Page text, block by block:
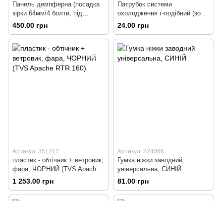
Панель демпферна (посадка
зірки 64мм/4 болти, під
роздільні резинки), тип 2
450.00 грн
Патрубок системи
охолодження г-подібний (зовн.
13мм, внутр. 8 мм) 360мм
24.00 грн
Артикул: 351212
пластик - обтічник + ветровик,
фара, ЧОРНИЙ (TVS Apache
RTR 160)
1 253.00 грн
Артикул: 324066
Гумка ніжки заводний
універсальна, СИНІЙ
81.00 грн